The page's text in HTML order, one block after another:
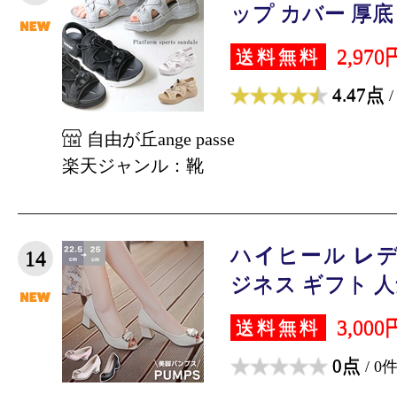
ップ カバー 厚
送料無料 2,970
4.47点 /
自由が丘ange passe
楽天ジャンル：靴
14
ハイヒール レ
ジネス ギフト
送料無料 3,000
0点 / 0件